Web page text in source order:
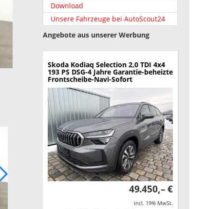
Download
Unsere Fahrzeuge bei AutoScout24
Angebote aus unserer Werbung
Skoda Kodiaq Selection 2,0 TDI 4x4
193 PS DSG-4 Jahre Garantie-beheizte
Frontscheibe-Navi-Sofort
49.450,– €
incl. 19% MwSt.